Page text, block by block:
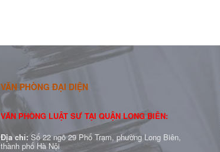
VĂN PHÒNG ĐẠI DIỆN
VĂN PHÒNG LUẬT SƯ TẠI QUẬN LONG BIÊN:
Địa chỉ: Số 22 ngõ 29 Phố Trạm, phường Long Biên,
thành phố Hà Nội